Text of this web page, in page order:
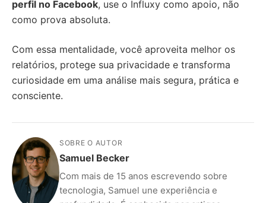
perfil no Facebook, use o Influxy como apoio, não
como prova absoluta.
Com essa mentalidade, você aproveita melhor os
relatórios, protege sua privacidade e transforma
curiosidade em uma análise mais segura, prática e
consciente.
SOBRE O AUTOR
Samuel Becker
Com mais de 15 anos escrevendo sobre
tecnologia, Samuel une experiência e